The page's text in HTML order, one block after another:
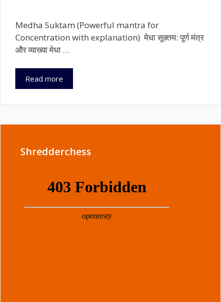
Medha Suktam (Powerful mantra for
Concentration with explanation) मेधा सूक्तम: पूर्ण मंत्र
और व्याख्या मेधा …
Read more
में
for
studies
Shredderchess